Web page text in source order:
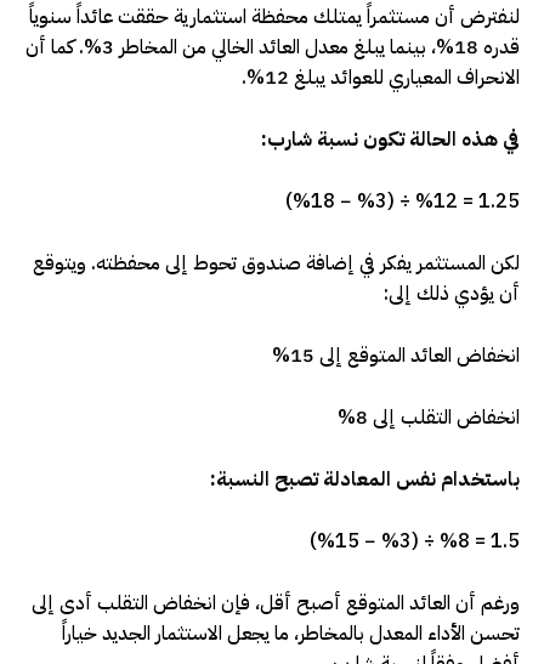
لنفترض أن مستثمراً يمتلك محفظة استثمارية حققت عائداً سنوياً
قدره 18%، بينما يبلغ معدل العائد الخالي من المخاطر 3%. كما أن
الانحراف المعياري للعوائد يبلغ 12%.
في هذه الحالة تكون نسبة شارب:
(%18 − %3) ÷ %12 = 1.25
لكن المستثمر يفكر في إضافة صندوق تحوط إلى محفظته. ويتوقع
أن يؤدي ذلك إلى:
انخفاض العائد المتوقع إلى 15%
انخفاض التقلب إلى 8%
باستخدام نفس المعادلة تصبح النسبة:
(%15 − %3) ÷ %8 = 1.5
ورغم أن العائد المتوقع أصبح أقل، فإن انخفاض التقلب أدى إلى
تحسن الأداء المعدل بالمخاطر، ما يجعل الاستثمار الجديد خياراً